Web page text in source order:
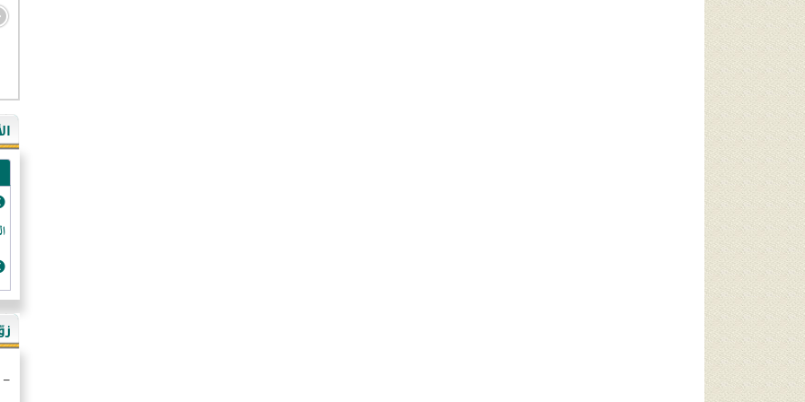
-
-
-
-
-
-
-
-
-